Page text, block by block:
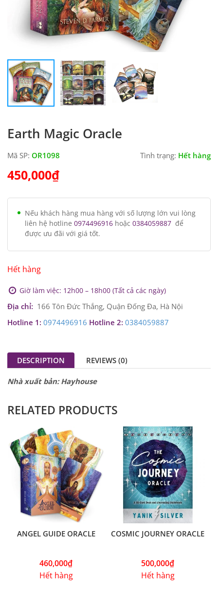
Earth Magic Oracle
Mã SP: OR1098 Tình trạng: Hết hàng
450,000₫
Nếu khách hàng mua hàng với số lượng lớn vui lòng
liên hệ hotline 0974496916 hoặc 0384059887 để
được ưu đãi với giá tốt.
Hết hàng
Giờ làm việc: 12h00 – 18h00 (Tất cả các ngày)
Địa chỉ: 166 Tôn Đức Thắng, Quận Đống Đa, Hà Nội
Hotline 1: 0974496916 Hotline 2: 0384059887
DESCRIPTION REVIEWS (0)
Nhà xuất bản: Hayhouse
RELATED PRODUCTS
ANGEL GUIDE ORACLE
460,000₫
Hết hàng
COSMIC JOURNEY ORACLE
500,000₫
Hết hàng